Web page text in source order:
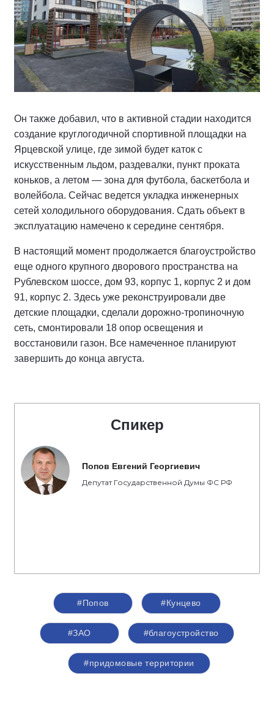
Он также добавил, что в активной стадии находится
создание круглогодичной спортивной площадки на
Ярцевской улице, где зимой будет каток с
искусственным льдом, раздевалки, пункт проката
коньков, а летом — зона для футбола, баскетбола и
волейбола. Сейчас ведется укладка инженерных
сетей холодильного оборудования. Сдать объект в
эксплуатацию намечено к середине сентября.
В настоящий момент продолжается благоустройство
еще одного крупного дворового пространства на
Рублевском шоссе, дом 93, корпус 1, корпус 2 и дом
91, корпус 2. Здесь уже реконструировали две
детские площадки, сделали дорожно-тропиночную
сеть, смонтировали 18 опор освещения и
восстановили газон. Все намеченное планируют
завершить до конца августа.
Спикер
Попов Евгений Георгиевич
Депутат Государственной Думы ФС РФ
#Попов #Кунцево
#ЗАО #благоустройство
#придомовые территории